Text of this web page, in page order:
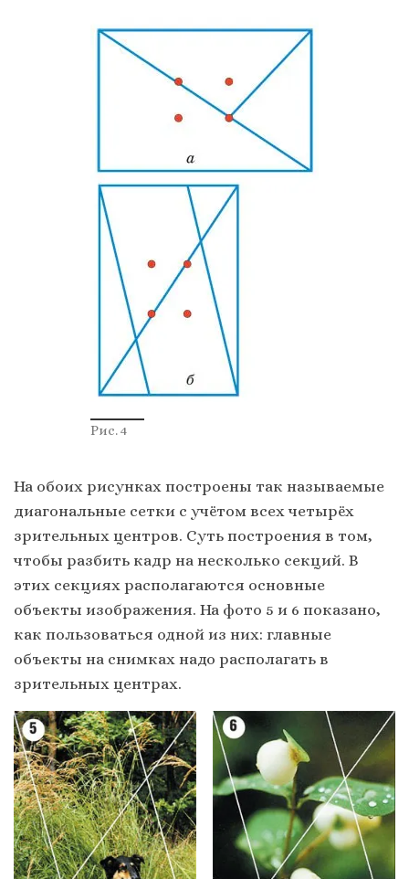
Рис. 4
На обоих рисунках построены так называемые
диагональные сетки с учётом всех четырёх
зрительных центров. Суть построения в том,
чтобы разбить кадр на несколько секций. В
этих секциях располагаются основные
объекты изображения. На фото 5 и 6 показано,
как пользоваться одной из них: главные
объекты на снимках надо располагать в
зрительных центрах.